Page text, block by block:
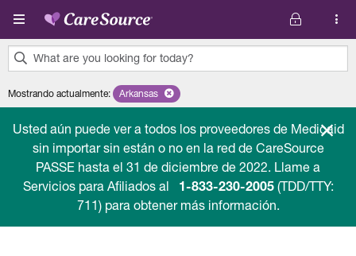
Pasar al contenido principal
What are you looking for today?
results
Mostrando actualmente: Remove selected state 'Arkansas'
Arkansas
Usted aún puede ver a todos los proveedores de Medicaid
sin importar sin están o no en la red de CareSource
PASSE hasta el 31 de diciembre de 2022. Llame a
Servicios para Afiliados al 1-833-230-2005(TDD/TTY:
711) para obtener más información.